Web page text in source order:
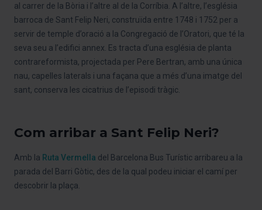
al carrer de la Bòria i l’altre al de la Corríbia. A l’altre, l’església
barroca de Sant Felip Neri, construïda entre 1748 i 1752 per a
servir de temple d’oració a la Congregació de l’Oratori, que té la
seva seu a l’edifici annex. Es tracta d’una església de planta
contrareformista, projectada per Pere Bertran, amb una única
nau, capelles laterals i una façana que a més d’una imatge del
sant, conserva les cicatrius de l’episodi tràgic.
Com arribar a Sant Felip Neri?
Amb la Ruta Vermella del Barcelona Bus Turístic arribareu a la
parada del Barri Gòtic, des de la qual podeu iniciar el camí per
descobrir la plaça.